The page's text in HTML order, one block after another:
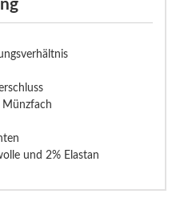
Münzfach
und 2% Elastan